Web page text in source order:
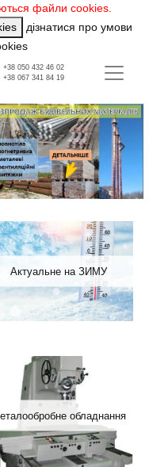
файли cookies.
дізнатися про умови
+38 050 432 46 02
+38 067 341 84 19
Next
Актуальне на ЗИМУ
обладнання